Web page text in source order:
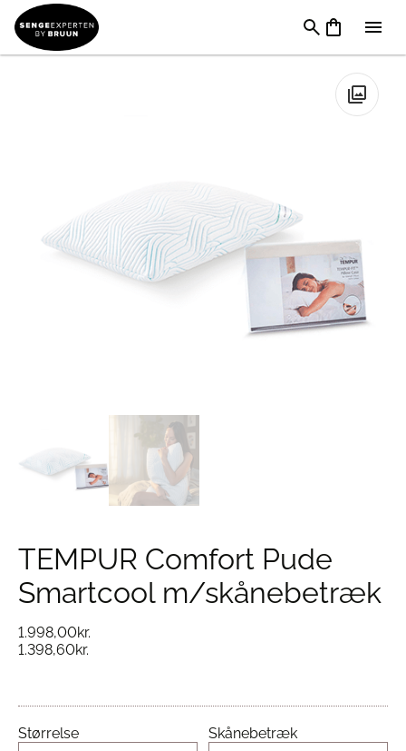
Puder → Pudemærker → TEMPUR
Comfort Pude Smartcool m/skånebetræk
🔍
TEMPUR Comfort Pude
Smartcool m/skånebetræk
1.998,00kr.
1.398,60kr.
Størrelse Skånebetræk